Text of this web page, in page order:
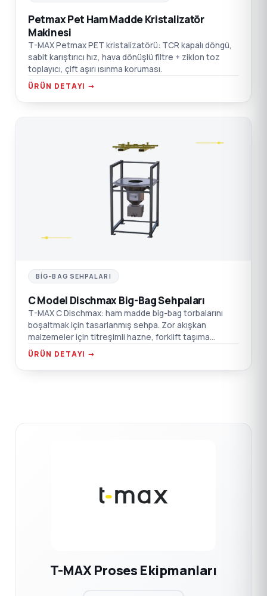
Petmax Pet Ham Madde Kristalizatör
Makinesi
T-MAX Petmax PET kristalizatörü: TCR kapalı döngü,
sabit karıştırıcı hız, hava dönüşlü filtre + ziklon toz
toplayıcı, çift aşırı ısınma koruması.
ÜRÜN DETAYI →
C
BIG-BAG SEHPALARI
C Model Dischmax Big-Bag Sehpaları
T-MAX C Dischmax: ham madde big-bag torbalarını
boşaltmak için tasarlanmış sehpa. Zor akışkan
malzemeler için titreşimli hazne, forklift taşıma
noktaları, emiş kutusu flanş bağlantısı.
ÜRÜN DETAYI →
T-MAX Proses Ekipmanları